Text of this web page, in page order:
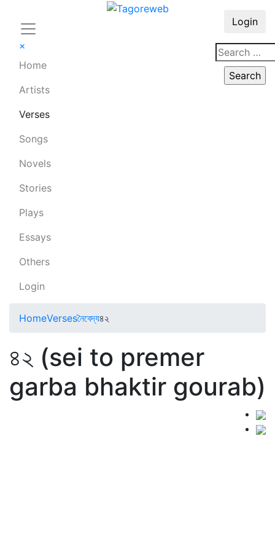
×
Home
Artists
Verses
Songs
Novels
Stories
Plays
Essays
Others
Login
Login
HomeVersesনৈবেদ্য৪২
৪২ (sei to premer
garba bhaktir gourab)